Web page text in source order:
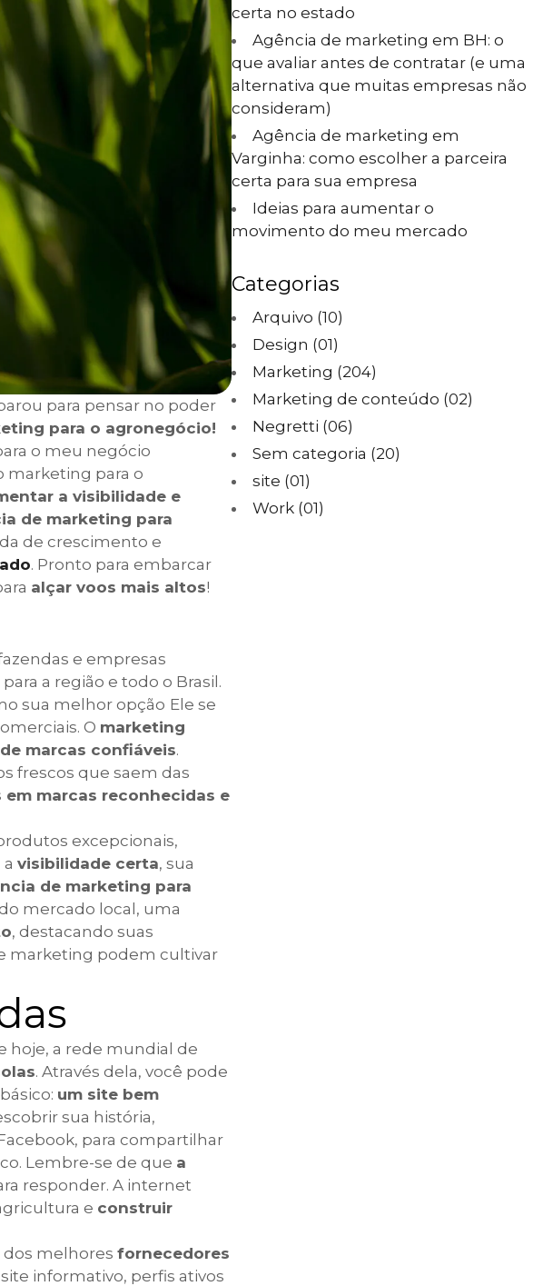
para pensar no poder
para o agronegócio!
o meu negócio
marketing para o
a visibilidade e
de marketing para
de crescimento e
. Pronto para embarcar
alçar voos mais altos!
e empresas
a região e todo o Brasil.
sua melhor opção Ele se
O marketing
marcas confiáveis.
frescos que saem das
marcas reconhecidas e
excepcionais,
visibilidade certa, sua
de marketing para
mercado local, uma
, destacando suas
marketing podem cultivar
hoje, a rede mundial de
. Através dela, você pode
um site bem
sua história,
para compartilhar
Lembre-se de que a
responder. A internet
e construir
dos melhores fornecedores
informativo, perfis ativos
certa no estado
Agência de marketing em BH: o
que avaliar antes de contratar (e uma
alternativa que muitas empresas não
consideram)
Agência de marketing em
Varginha: como escolher a parceira
certa para sua empresa
Ideias para aumentar o
movimento do meu mercado
Categorias
Arquivo (10)
Design (01)
Marketing (204)
Marketing de conteúdo (02)
Negretti (06)
Sem categoria (20)
site (01)
Work (01)